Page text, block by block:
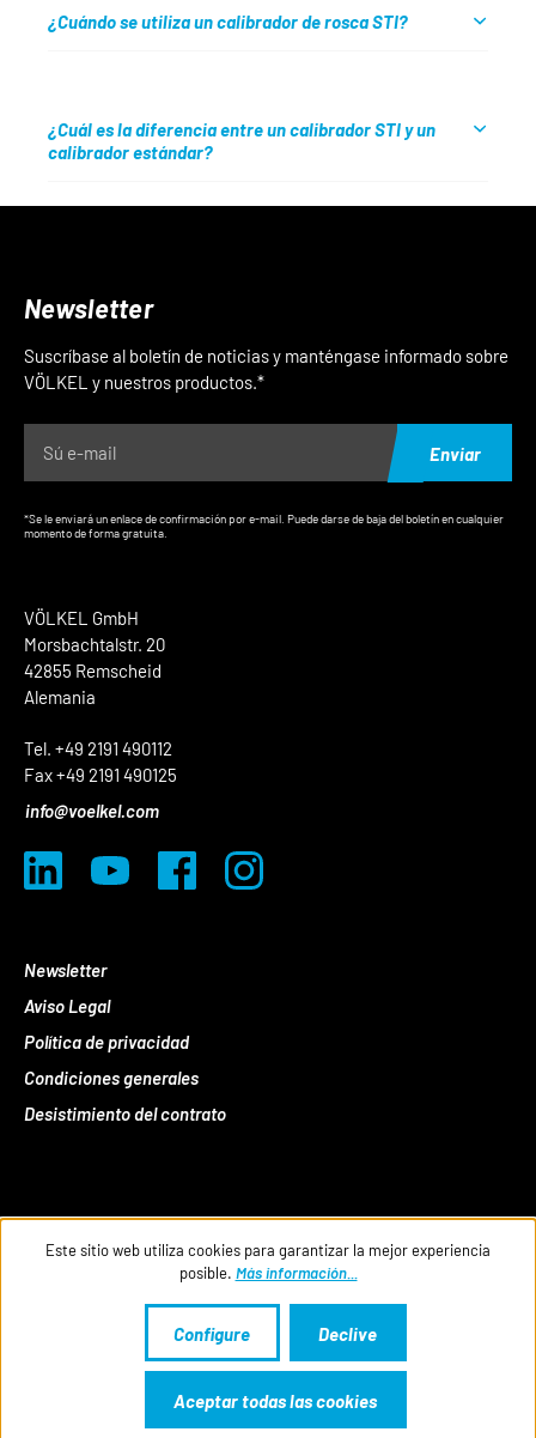
¿Cuándo se utiliza un calibrador de rosca STI?
¿Cuál es la diferencia entre un calibrador STI y un
calibrador estándar?
VÖLKEL GmbH
Morsbachtalstr. 20
42855 Remscheid
Alemania
Tel. +49 2191 490112
Fax +49 2191 490125
info@voelkel.com
Newsletter
Aviso Legal
Política de privacidad
Condiciones generales
Desistimiento del contrato
Newsletter
Suscríbase al boletín de noticias y manténgase informado sobre
VÖLKEL y nuestros productos.*
Enviar
*Se le enviará un enlace de confirmación por e-mail. Puede darse de baja del boletín en cualquier
momento de forma gratuita.
Este sitio web utiliza cookies para garantizar la mejor experiencia
posible. Más información...
Declive
Configure
Aceptar todas las cookies